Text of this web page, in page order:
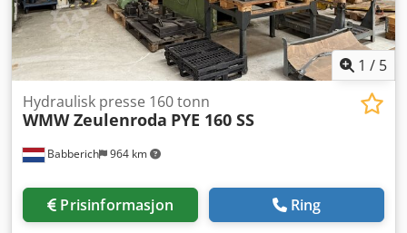
1 / 5
Babberich 964 km
Hydraulisk presse 160 tonn
WMW Zeulenroda PYE 160 SS
Prisinformasjon Ring